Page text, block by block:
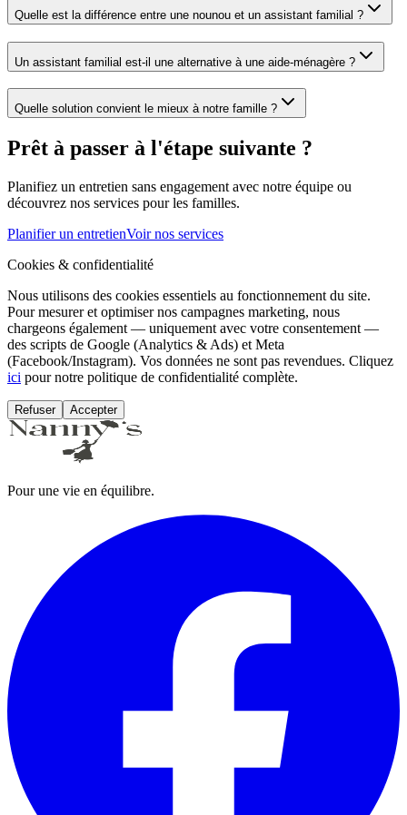
Quelle est la différence entre une nounou et un assistant familial ?
Un assistant familial est-il une alternative à une aide-ménagère ?
Quelle solution convient le mieux à notre famille ?
Prêt à passer à l'étape suivante ?
Planifiez un entretien sans engagement avec notre équipe ou
découvrez nos services pour les familles.
Planifier un entretienVoir nos services
Cookies & confidentialité
Nous utilisons des cookies essentiels au fonctionnement du site.
Pour mesurer et optimiser nos campagnes marketing, nous
chargeons également — uniquement avec votre consentement —
des scripts de Google (Analytics & Ads) et Meta
(Facebook/Instagram). Vos données ne sont pas revendues. Cliquez
ici pour notre politique de confidentialité complète.
Refuser Accepter
Pour une vie en équilibre.